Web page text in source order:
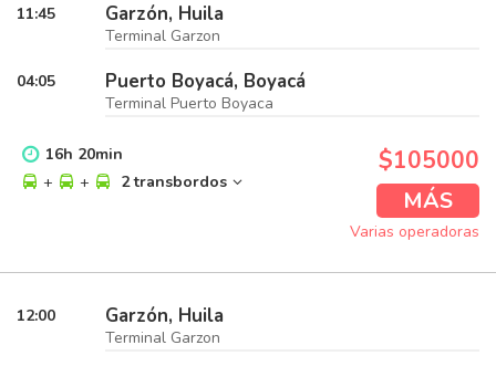
11:45 Garzón, Huila
Terminal Garzon
04:05 Puerto Boyacá, Boyacá
Terminal Puerto Boyaca
16h 20min
+
+ 2 transbordos
$105000
MÁS
Varias operadoras
12:00 Garzón, Huila
Terminal Garzon